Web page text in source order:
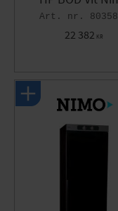
22 382 KR